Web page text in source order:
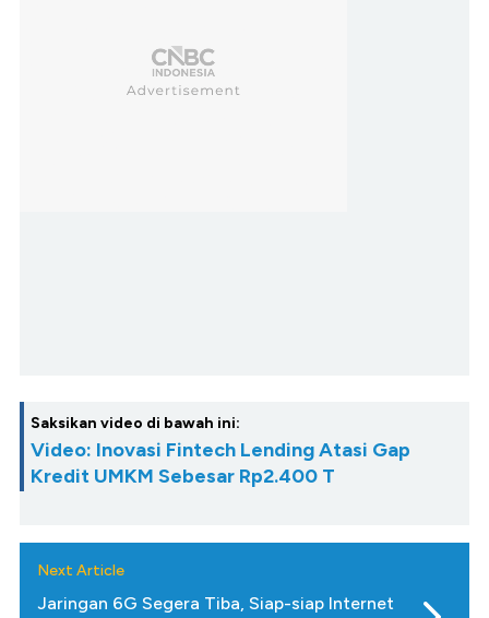
Saksikan video di bawah ini:
Video: Inovasi Fintech Lending Atasi Gap
Kredit UMKM Sebesar Rp2.400 T
Next Article
Jaringan 6G Segera Tiba, Siap-siap Internet